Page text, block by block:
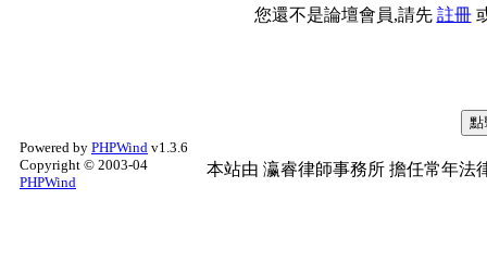
您還不是論壇會員,請先 註冊
Powered by PHPWind v1.3.6
Copyright © 2003-04
PHPWind
本站由 瀛睿律師事務所 擔任常年法